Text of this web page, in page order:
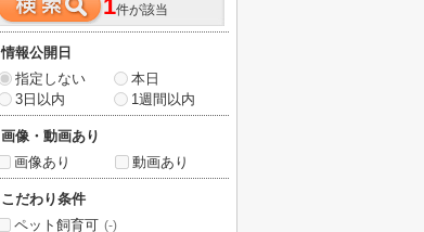
1件が該当
情報公開日
指定しない
本日
3日以内
1週間以内
画像・動画あり
画像あり
動画あり
こだわり条件
ペット飼育可 (-)